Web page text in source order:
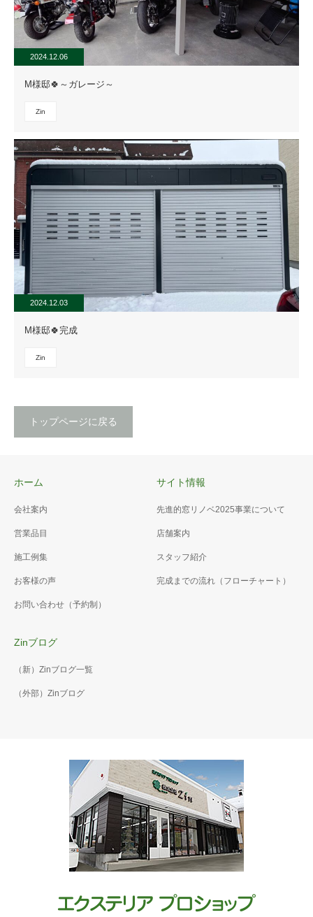
2024.12.06
M様邸🍀～ガレージ～
Zin
2024.12.03
M様邸🍀完成
Zin
トップページに戻る
ホーム
会社案内
営業品目
施工例集
お客様の声
お問い合わせ（予約制）
サイト情報
先進的窓リノベ2025事業について
店舗案内
スタッフ紹介
完成までの流れ（フローチャート）
Zinブログ
（新）Zinブログ一覧
（外部）Zinブログ